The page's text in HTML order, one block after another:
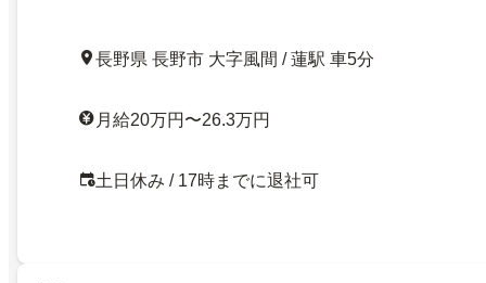
長野県 長野市 大字風間 / 蓮駅 車5分
月給20万円〜26.3万円
土日休み / 17時までに退社可